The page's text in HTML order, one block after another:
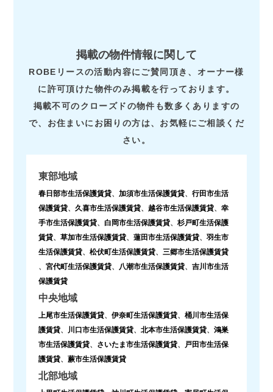
掲載の物件情報に関して
ROBEリースの活動内容にご賛同頂き、オーナー様
に許可頂けた物件のみ掲載を行っております。
掲載不可のクローズドの物件も数多くありますの
で、お住まいにお困りの方は、お気軽にご相談くだ
さい。
東部地域
春日部市生活保護賃貸、 加須市生活保護賃貸、 行田市生活
保護賃貸、 久喜市生活保護賃貸、 越谷市生活保護賃貸、 幸
手市生活保護賃貸、 白岡市生活保護賃貸、 杉戸町生活保護
賃貸、 草加市生活保護賃貸、 蓮田市生活保護賃貸、 羽生市
生活保護賃貸、 松伏町生活保護賃貸、 三郷市生活保護賃貸
、 宮代町生活保護賃貸、 八潮市生活保護賃貸、 吉川市生活
保護賃貸
中央地域
上尾市生活保護賃貸、 伊奈町生活保護賃貸、 桶川市生活保
護賃貸、 川口市生活保護賃貸、 北本市生活保護賃貸、 鴻巣
市生活保護賃貸、 さいたま市生活保護賃貸、
戸田市生活保
護賃貸、 蕨市生活保護賃貸
北部地域